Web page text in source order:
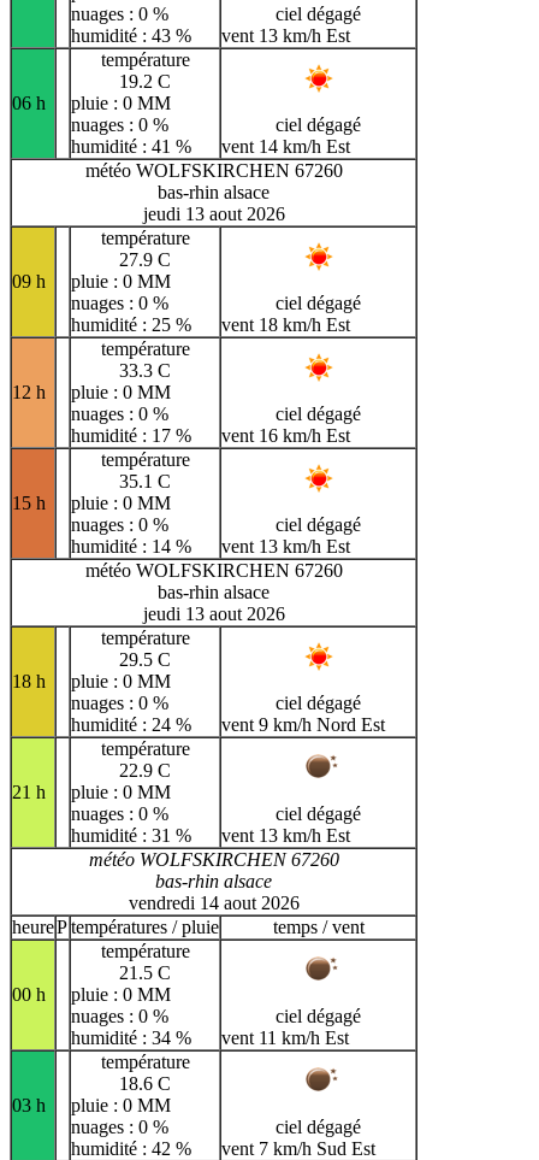
nuages : 0 %
humidité : 43 %
ciel dégagé
vent 13 km/h Est
06 h
température
19.2 C
pluie : 0 MM
nuages : 0 %
humidité : 41 %
ciel dégagé
vent 14 km/h Est
météo WOLFSKIRCHEN 67260
bas-rhin alsace
jeudi 13 aout 2026
09 h
température
27.9 C
pluie : 0 MM
nuages : 0 %
humidité : 25 %
ciel dégagé
vent 18 km/h Est
12 h
température
33.3 C
pluie : 0 MM
nuages : 0 %
humidité : 17 %
ciel dégagé
vent 16 km/h Est
15 h
température
35.1 C
pluie : 0 MM
nuages : 0 %
humidité : 14 %
ciel dégagé
vent 13 km/h Est
météo WOLFSKIRCHEN 67260
bas-rhin alsace
jeudi 13 aout 2026
18 h
température
29.5 C
pluie : 0 MM
nuages : 0 %
humidité : 24 %
ciel dégagé
vent 9 km/h Nord Est
21 h
température
22.9 C
pluie : 0 MM
nuages : 0 %
humidité : 31 %
ciel dégagé
vent 13 km/h Est
météo WOLFSKIRCHEN 67260
bas-rhin alsace
vendredi 14 aout 2026
heurePtempératures / pluie temps / vent
00 h
température
21.5 C
pluie : 0 MM
nuages : 0 %
humidité : 34 %
ciel dégagé
vent 11 km/h Est
03 h
température
18.6 C
pluie : 0 MM
nuages : 0 %
humidité : 42 %
ciel dégagé
vent 7 km/h Sud Est